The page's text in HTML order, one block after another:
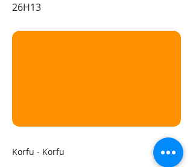
26H13
Korfu - Korfu